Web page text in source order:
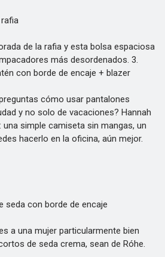
de la rafia y esta bolsa espaciosa
más desordenados. 3.
con borde de encaje + blazer
cómo usar pantalones
y no solo de vacaciones? Hannah
simple camiseta sin mangas, un
hacerlo en la oficina, aún mejor.
con borde de encaje
a una mujer particularmente bien
de seda crema, sean de Róhe.